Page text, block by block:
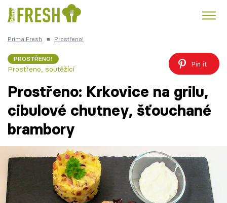
Česká kuchyně
Témata
Recepty
Prima Fresh ■ Prostřeno!
PROSTŘENO!
Prostřeno, soutěžící
Pin it
Prostřeno: Krkovice na grilu,
cibulové chutney, šťouchané
brambory